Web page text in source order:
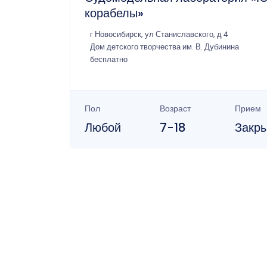
корабелы»
г Новосибирск, ул Станиславского, д 4
Дом детского творчества им. В. Дубинина
бесплатно
Пол
Любой
Возраст
7-18
Прием